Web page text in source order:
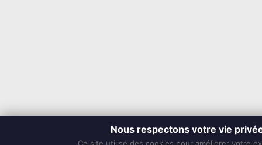
Nous respectons votre vie